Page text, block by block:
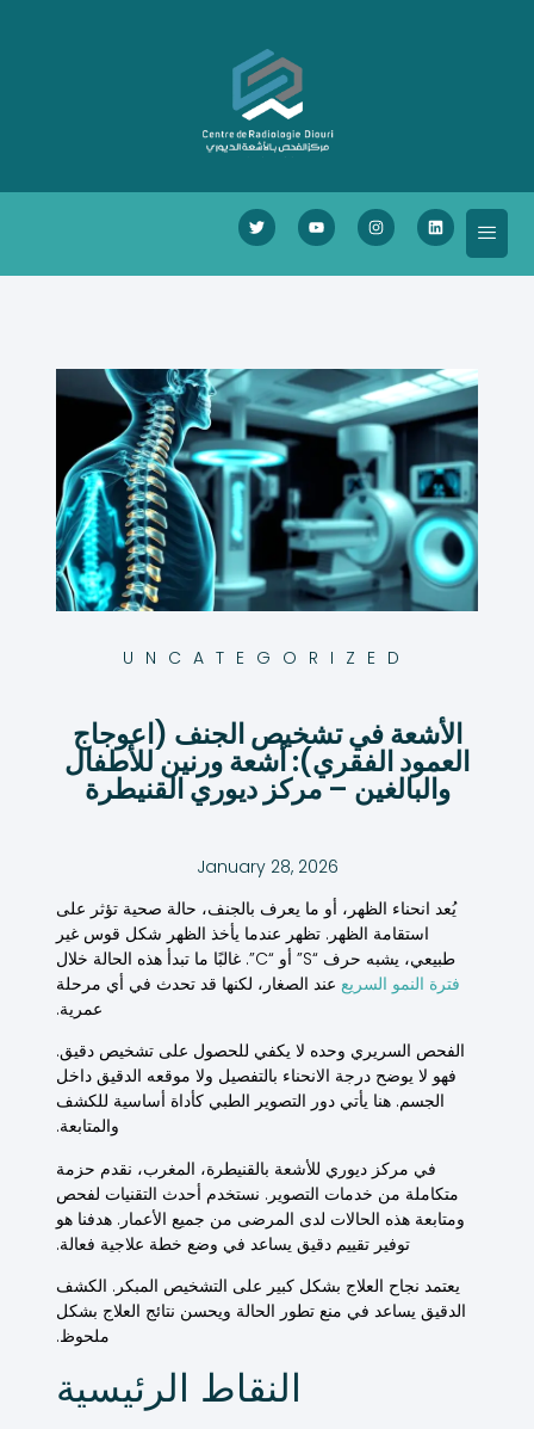
UNCATEGORIZED
الأشعة في تشخيص الجنف (اعوجاج
العمود الفقري): أشعة ورنين للأطفال
والبالغين – مركز ديوري القنيطرة
January 28, 2026
يُعد انحناء الظهر، أو ما يعرف بالجنف، حالة صحية تؤثر على
استقامة الظهر. تظهر عندما يأخذ الظهر شكل قوس غير
طبيعي، يشبه حرف “S” أو “C”. غالبًا ما تبدأ هذه الحالة خلال
فترة النمو السريع عند الصغار، لكنها قد تحدث في أي مرحلة
عمرية.
الفحص السريري وحده لا يكفي للحصول علىتشخيص دقيق.
فهو لا يوضح درجة الانحناء بالتفصيل ولا موقعه الدقيق داخل
الجسم. هنا يأتي دور التصوير الطبي كأداة أساسية للكشف
والمتابعة.
في مركز ديوري للأشعة بالقنيطرة، المغرب، نقدم حزمة
متكاملة من خدمات التصوير. نستخدم أحدث التقنيات لفحص
ومتابعة هذه الحالات لدى المرضى من جميع الأعمار. هدفنا هو
توفير تقييم دقيق يساعد في وضع خطة علاجية فعالة.
يعتمد نجاح العلاج بشكل كبير على التشخيص المبكر. الكشف
الدقيق يساعد في منع تطور الحالة ويحسن نتائج العلاج بشكل
ملحوظ.
النقاط الرئيسية